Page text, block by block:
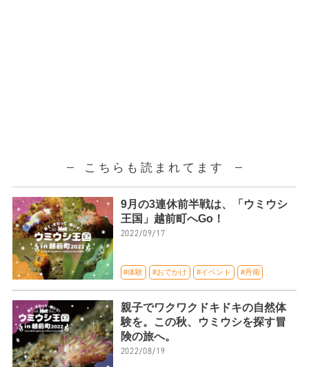
こちらも読まれてます
9月の3連休前半戦は、「ウミウシ
王国」越前町へGo！
2022/09/17
#体験 #おでかけ #イベント #丹南
親子でワクワクドキドキの自然体
験を。この秋、ウミウシを探す冒
険の旅へ。
2022/08/19